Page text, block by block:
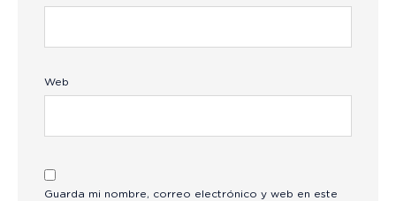
Web
Guarda mi nombre, correo electrónico y web en este